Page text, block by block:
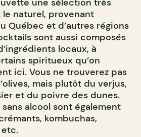
une sélection très
naturel, provenant
Québec et d’autres régions
sont aussi composés
locaux, à
spiritueux qu’on
ici. Vous ne trouverez pas
mais plutôt du verjus,
et du poivre des dunes.
alcool sont également
kombuchas,